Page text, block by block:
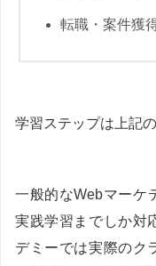
転職・案件獲
学習ステップは上記の
一般的なWebマーケ
実践学習までしか対
デミーでは実際のク